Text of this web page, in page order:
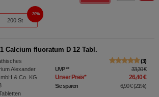
200 St
20%
Calcium fluoratum D 12 Tabl.
Alexander
& Co. KG
3
UVP** 33,30 €
Unser Preis* 26,40 €
Sie sparen 6,90 €(21%)